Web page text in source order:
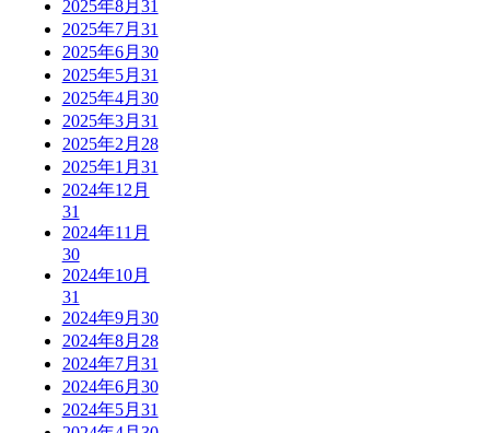
2025年8月 31
2025年7月 31
2025年6月 30
2025年5月 31
2025年4月 30
2025年3月 31
2025年2月 28
2025年1月 31
2024年12月
31
2024年11月
30
2024年10月
31
2024年9月 30
2024年8月 28
2024年7月 31
2024年6月 30
2024年5月 31